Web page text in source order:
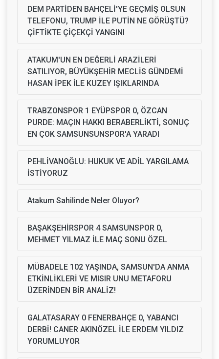
DEM PARTİDEN BAHÇELİ'YE GEÇMİŞ OLSUN
TELEFONU, TRUMP İLE PUTİN NE GÖRÜŞTÜ?
ÇİFTİKTE ÇİÇEKÇİ YANGINI
ATAKUM'UN EN DEĞERLİ ARAZİLERİ
SATILIYOR, BÜYÜKŞEHİR MECLİS GÜNDEMİ
HASAN İPEK İLE KUZEY IŞIKLARINDA
TRABZONSPOR 1 EYÜPSPOR 0, ÖZCAN
PURDE: MAÇIN HAKKI BERABERLİKTİ, SONUÇ
EN ÇOK SAMSUNSUNSPOR'A YARADI
PEHLİVANOĞLU: HUKUK VE ADİL YARGILAMA
İSTİYORUZ
Atakum Sahilinde Neler Oluyor?
BAŞAKŞEHİRSPOR 4 SAMSUNSPOR 0,
MEHMET YILMAZ İLE MAÇ SONU ÖZEL
MÜBADELE 102 YAŞINDA, SAMSUN'DA ANMA
ETKİNLİKLERİ VE MISIR UNU METAFORU
ÜZERİNDEN BİR ANALİZ!
GALATASARAY 0 FENERBAHÇE 0, YABANCI
DERBİ! CANER AKINÖZEL İLE ERDEM YILDIZ
YORUMLUYOR